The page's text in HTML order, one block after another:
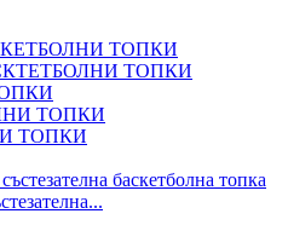
ТОПКИ
ТОПКИ
ТОПКИ
ТОПКИ